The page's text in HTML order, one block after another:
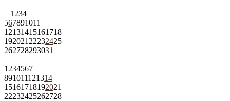
1 234
567891011
12131415161718
192021 22232425
262728293031
1 234567
891011121314
15161718192021
22232425262728